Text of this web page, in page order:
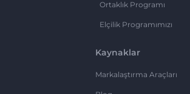
Ortaklık Programı
Elçilik Programımızı
Kaynaklar
Markalaştırma Araçları